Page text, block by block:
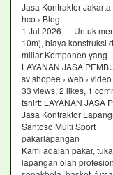
Jasa Kontraktor Jakarta
hco › Blog
1 Jul 2026 — Untuk
10m), biaya konstruksi
miliar Komponen yang
LAYANAN JASA
sv shopee › web › video
33 views, 2 likes, 1
tshirt: LAYANAN JASA
Jasa Kontraktor
Santoso Multi Sport
pakarlapangan
Kami adalah pakar,
lapangan olah